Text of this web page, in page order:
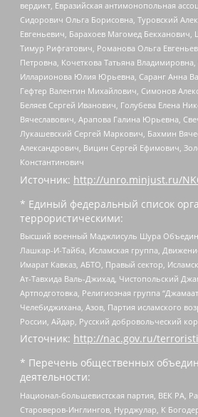
вердикт, Евразийская антимонопольная
Сидорович Ольга Борисовна, Туровский
Евгеньевич, Барахоев Магомед
Тимур Рифгатович, Романова Ольга
Петровна, Кочеткова Татьяна
Илларионова Юлия Юрьевна, Саранг Анна
Гефтер Валентин Михайлович, Симонов
Беляев Сергей Иванович, Голубева Елена
Вячеславович, Арапова Галина Юрьевна,
Лукашевский Сергей Маркович, Бахмин
Александрович, Вицин Сергей Ефимович,
Константинович
Источник: http://unro.minjust.ru/
* Единый федеральный список
террористическими:
Высший военный Маджлисуль Шура
Лашкар-И-Тайба, Исламская группа,
Имарат Кавказ, АБТО, Правый сектор,
Ат-Тавхида Валь-Джихад, Чистопольский
Артподготовка, Религиозная группа
Челебиджихана, Азов, Партия исламского
России, Айдар, Русский добровольческий
Источник: http://nac.gov.ru/
* Перечень общественных
деятельности:
Национал-большевистская партия, ВЕК РА,
Староверов-Инглингов, Нурджулар, К